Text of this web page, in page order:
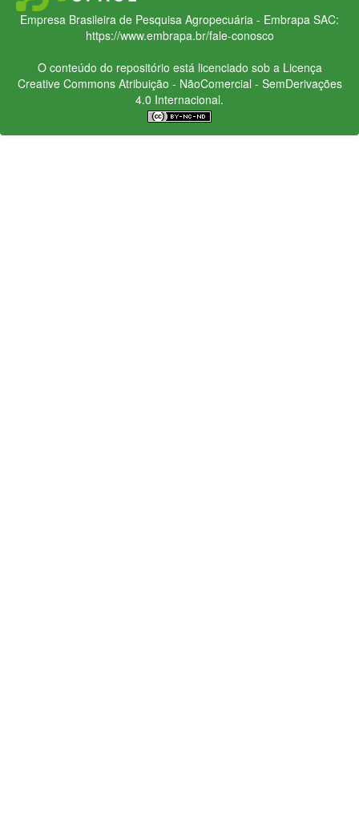
Empresa Brasileira de Pesquisa Agropecuária - Embrapa SAC:
https://www.embrapa.br/fale-conosco
O conteúdo do repositório está licenciado sob a Licença
Creative CommonsAtribuição - NãoComercial - SemDerivações
4.0 Internacional.